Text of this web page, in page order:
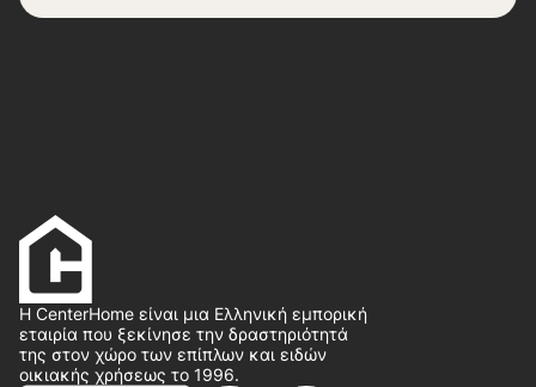
Η CenterHome είναι μια Ελληνική εμπορική
εταιρία που ξεκίνησε την δραστηριότητά
της στον χώρο των επίπλων και ειδών
οικιακής χρήσεως το 1996.